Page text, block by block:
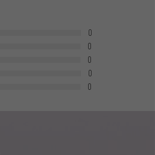
0
0
0
0
0